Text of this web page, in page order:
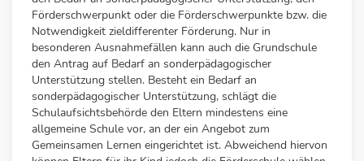
Förderschwerpunkt oder die Förderschwerpunkte bzw. die
Notwendigkeit zieldifferenter Förderung. Nur in
besonderen Ausnahmefällen kann auch die Grundschule
den Antrag auf Bedarf an sonderpädagogischer
Unterstützung stellen. Besteht ein Bedarf an
sonderpädagogischer Unterstützung, schlägt die
Schulaufsichtsbehörde den Eltern mindestens eine
allgemeine Schule vor, an der ein Angebot zum
Gemeinsamen Lernen eingerichtet ist. Abweichend hiervon